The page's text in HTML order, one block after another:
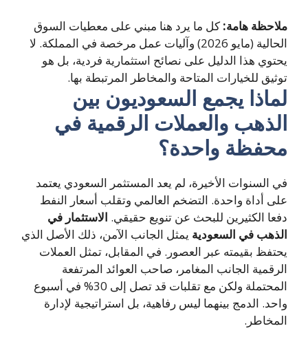
ملاحظة هامة: كل ما يرد هنا مبني على معطيات السوق
الحالية (مايو 2026) وآليات عمل مرخصة في المملكة. لا
يحتوي هذا الدليل على نصائح استثمارية فردية، بل هو
توثيق للخيارات المتاحة والمخاطر المرتبطة بها.
لماذا يجمع السعوديون بين
الذهب والعملات الرقمية في
محفظة واحدة؟
في السنوات الأخيرة، لم يعد المستثمر السعودي يعتمد
على أداة واحدة. التضخم العالمي وتقلب أسعار النفط
دفعا الكثيرين للبحث عن تنويع حقيقي. الاستثمار في
الذهب في السعودية يمثل الجانب الآمن، ذلك الأصل الذي
يحتفظ بقيمته عبر العصور. في المقابل، تمثل العملات
الرقمية الجانب المغامر، صاحب العوائد المرتفعة
المحتملة ولكن مع تقلبات قد تصل إلى 30% في أسبوع
واحد. الدمج بينهما ليس رفاهية، بل استراتيجية لإدارة
المخاطر.